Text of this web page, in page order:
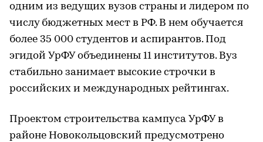
одним из ведущих вузов страны и лидером по
числу бюджетных мест в РФ. В нем обучается
более 35 000 студентов и аспирантов. Под
эгидой УрФУ объединены 11 институтов. Вуз
стабильно занимает высокие строчки в
российских и международных рейтингах.
Проектом строительства кампуса УрФУ в
районе Новокольцовский предусмотрено